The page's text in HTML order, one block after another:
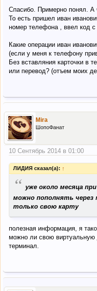
Спасибо. Примерно понял. А
То есть пришел иван
номер телефона , ввел код
Какие операции иван
(если у меня к телефону
Без вставляния карточки в
или перевод? (отъем моих
Mira
ШопоФанат
10 Сентябрь 2014 в 01:00
ЛИДИЯ сказал(а): ↑
“ уже около месяца
можно пополнять через
только свою карту
полезная информация, я
можно ли свою виртуальную
терминал.